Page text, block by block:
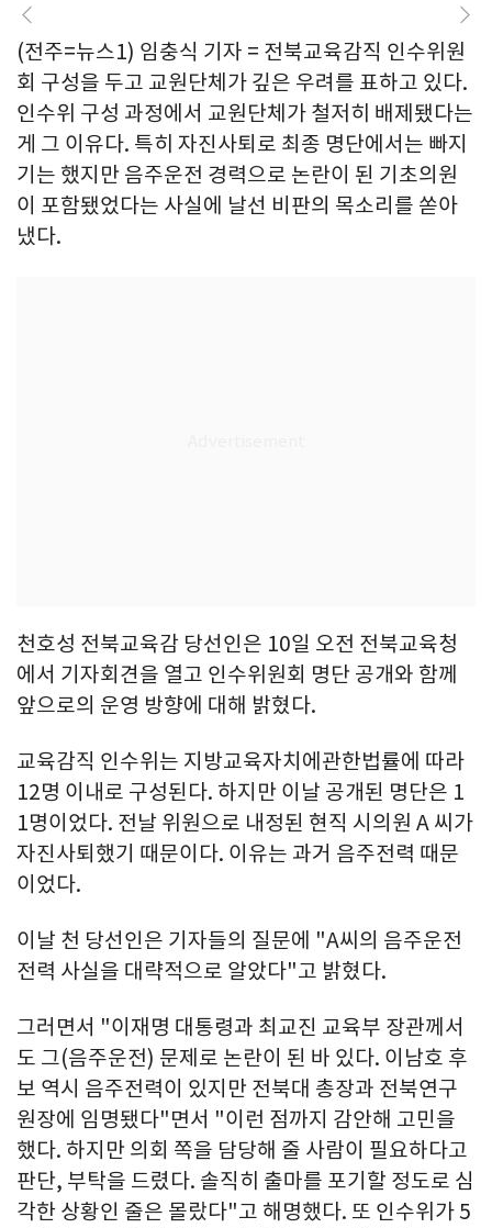
(전주=뉴스1) 임충식 기자 = 전북교육감직 인수위원
회 구성을 두고 교원단체가 깊은 우려를 표하고 있다.
인수위 구성 과정에서 교원단체가 철저히 배제됐다는
게 그 이유다. 특히 자진사퇴로 최종 명단에서는 빠지
기는 했지만 음주운전 경력으로 논란이 된 기초의원
이 포함됐었다는 사실에 날선 비판의 목소리를 쏟아
냈다.
천호성 전북교육감 당선인은 10일 오전 전북교육청
에서 기자회견을 열고 인수위원회 명단 공개와 함께
앞으로의 운영 방향에 대해 밝혔다.
교육감직 인수위는 지방교육자치에관한법률에 따라
12명 이내로 구성된다. 하지만 이날 공개된 명단은 1
1명이었다. 전날 위원으로 내정된 현직 시의원 A 씨가
자진사퇴했기 때문이다. 이유는 과거 음주전력 때문
이었다.
이날 천 당선인은 기자들의 질문에 "A씨의 음주운전
전력 사실을 대략적으로 알았다"고 밝혔다.
그러면서 "이재명 대통령과 최교진 교육부 장관께서
도 그(음주운전) 문제로 논란이 된 바 있다. 이남호 후
보 역시 음주전력이 있지만 전북대 총장과 전북연구
원장에 임명됐다"면서 "이런 점까지 감안해 고민을
했다. 하지만 의회 쪽을 담당해 줄 사람이 필요하다고
판단, 부탁을 드렸다. 솔직히 출마를 포기할 정도로 심
각한 상황인 줄은 몰랐다"고 해명했다. 또 인수위가 5